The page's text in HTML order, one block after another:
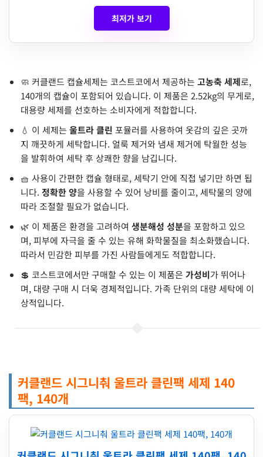
최저가 보기
🧼 커클랜드 캡슐세제는 코스트코에서 제공하는 고농축 세제로,
140개의 캡슐이 포함되어 있습니다. 이 제품은 2.52kg의 무게로,
대용량 세제를 선호하는 소비자에게 적합합니다.
💧 이 세제는 울트라 클린 포뮬러를 사용하여 옷감의 깊은 곳까
지 깨끗하게 세탁합니다. 얼룩 제거와 냄새 제거에 탁월한 성능
을 발휘하여 세탁 후 상쾌한 향을 남깁니다.
🧺 사용이 간편한 캡슐 형태로, 세탁기 안에 직접 넣기만 하면 됩
니다. 정확한 양을 사용할 수 있어 낭비를 줄이고, 세탁물의 양에
따라 조절할 필요가 없습니다.
🌿 이 제품은 환경을 고려하여 생분해성 성분을 포함하고 있으
며, 피부에 자극을 줄 수 있는 유해 화학물질을 최소화했습니다.
따라서 민감한 피부를 가진 사람들에게도 적합합니다.
💲 코스트코에서만 구매할 수 있는 이 제품은 가성비가 뛰어나
며, 대량 구매 시 더욱 경제적입니다. 가족 단위의 대량 세탁에 이
상적입니다.
커클랜드 시그니춰 울트라 클린팩 세제 140
팩, 140개